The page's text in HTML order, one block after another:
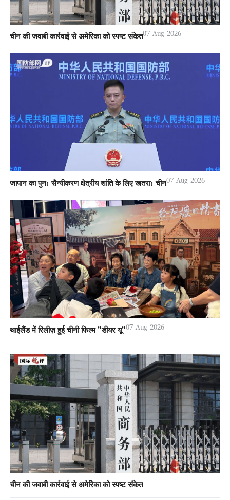
चीन की जवाबी कार्रवाई से अमेरिका को स्पष्ट संकेत07-Aug-2026
जापान का पुन: सैन्यीकरण क्षेत्रीय शांति के लिए खतरा: चीन07-Aug-2026
थाईलैंड में रिलीज़ हुई चीनी फिल्म "डीयर यू"07-Aug-2026
चीन की जवाबी कार्रवाई से अमेरिका को स्पष्ट संकेत